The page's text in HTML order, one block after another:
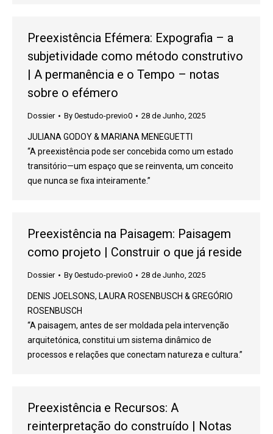
Preexistência Efémera: Expografia – a
subjetividade como método construtivo
| A permanência e o Tempo – notas
sobre o efémero
Dossier By 0estudo-previo0 28 de Junho, 2025
JULIANA GODOY & MARIANA MENEGUETTI
“A preexistência pode ser concebida como um estado
transitório—um espaço que se reinventa, um conceito
que nunca se fixa inteiramente.”
Preexistência na Paisagem: Paisagem
como projeto | Construir o que já reside
Dossier By 0estudo-previo0 28 de Junho, 2025
DENIS JOELSONS, LAURA ROSENBUSCH & GREGÓRIO
ROSENBUSCH
“A paisagem, antes de ser moldada pela intervenção
arquitetónica, constitui um sistema dinâmico de
processos e relações que conectam natureza e cultura.”
Preexistência e Recursos: A
reinterpretação do construído | Notas